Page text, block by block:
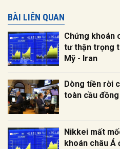
BÀI LIÊN QUAN
Chứng khoán
tư thận trọng
Mỹ - Iran
Dòng tiền rời
toàn cầu
Nikkei mất
khoán châu Á